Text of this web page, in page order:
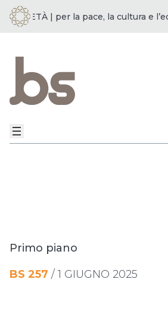
SOCIETÀ | per la pace, la cultura e
Primo piano
BS 257 / 1 GIUGNO 2025